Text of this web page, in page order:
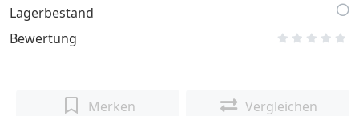
Lagerbestand
Bewertung
Merken Vergleichen